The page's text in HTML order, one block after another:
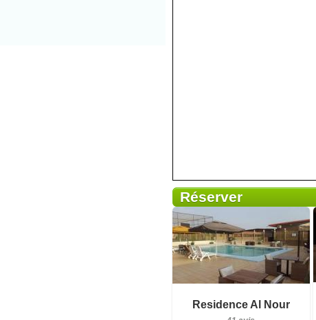
Réserver
Residence Al Nour
41 avis
Détails